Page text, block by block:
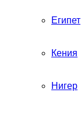
Египет
Кения
Нигер